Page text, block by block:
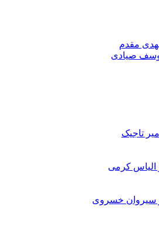
مقدم
صیادی
تاجیک
الیاس کرمی
و سیروان خسروی